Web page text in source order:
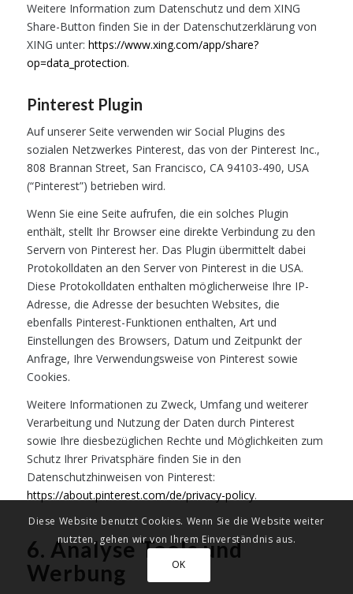
Weitere Information zum Datenschutz und dem XING
Share-Button finden Sie in der Datenschutzerklärung von
XING unter: https://www.xing.com/app/share?
op=data_protection.
Pinterest Plugin
Auf unserer Seite verwenden wir Social Plugins des
sozialen Netzwerkes Pinterest, das von der Pinterest Inc.,
808 Brannan Street, San Francisco, CA 94103-490, USA
(“Pinterest”) betrieben wird.
Wenn Sie eine Seite aufrufen, die ein solches Plugin
enthält, stellt Ihr Browser eine direkte Verbindung zu den
Servern von Pinterest her. Das Plugin übermittelt dabei
Protokolldaten an den Server von Pinterest in die USA.
Diese Protokolldaten enthalten möglicherweise Ihre IP-
Adresse, die Adresse der besuchten Websites, die
ebenfalls Pinterest-Funktionen enthalten, Art und
Einstellungen des Browsers, Datum und Zeitpunkt der
Anfrage, Ihre Verwendungsweise von Pinterest sowie
Cookies.
Weitere Informationen zu Zweck, Umfang und weiterer
Verarbeitung und Nutzung der Daten durch Pinterest
sowie Ihre diesbezüglichen Rechte und Möglichkeiten zum
Schutz Ihrer Privatsphäre finden Sie in den
Datenschutzhinweisen von Pinterest:
https://about.pinterest.com/de/privacy-policy.
6. Analyse Tools und
Werbung
Diese Website benutzt Cookies. Wenn Sie die Website weiter
nutzten, gehen wir von Ihrem Einverständnis aus.
OK